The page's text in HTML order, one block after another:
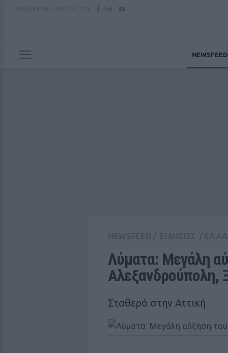
NEWSFEED
Λύματα: Μεγάλη
Αλεξανδρούπολη,
Σταθερό στην Αττική